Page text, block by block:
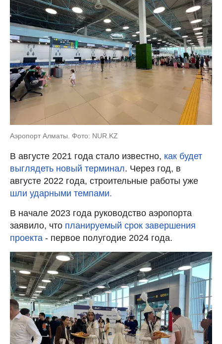
Аэропорт Алматы. Фото: NUR.KZ
В августе 2021 года стало известно, как будет
выглядеть новый терминал. Через год, в
августе 2022 года, строительные работы уже
шли ударными темпами.
В начале 2023 года руководство аэропорта
заявило, что планируемый срок завершения
проекта - первое полугодие 2024 года.